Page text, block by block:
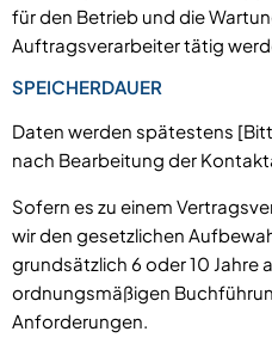
für den Betrieb und die
Auftragsverarbeiter tätig
SPEICHERDAUER
Daten werden spätestens
nach Bearbeitung der
Sofern es zu einem
wir den gesetzlichen
grundsätzlich 6 oder 10 Jahre
ordnungsmäßigen
Anforderungen.